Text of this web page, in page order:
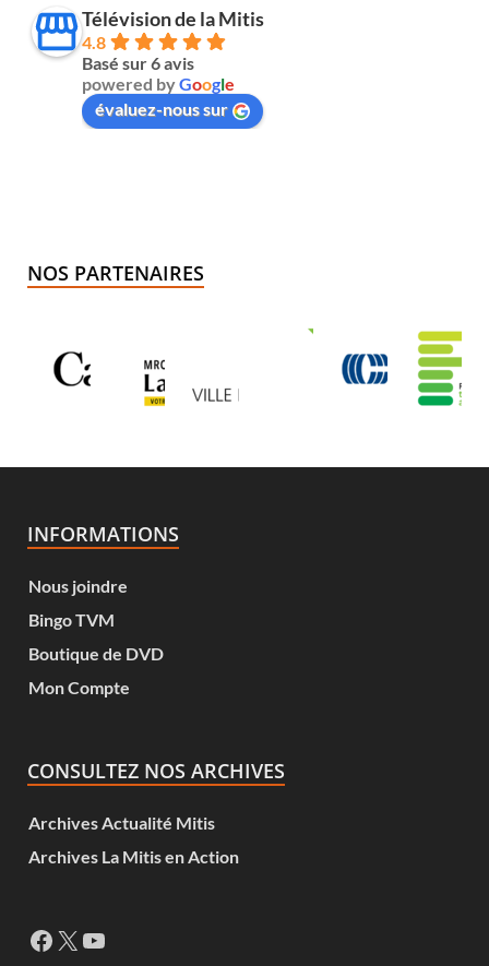
Télévision de la Mitis
4.8
Basé sur 6 avis
powered byGoogle
évaluez-nous sur
NOS PARTENAIRES
INFORMATIONS
Nous joindre
Bingo TVM
Boutique de DVD
Mon Compte
CONSULTEZ NOS ARCHIVES
Archives Actualité Mitis
Archives La Mitis en Action